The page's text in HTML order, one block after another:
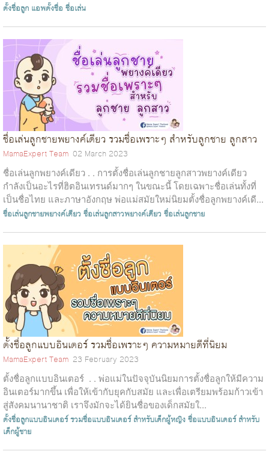
ตั้งชื่อลูก แอพตั้งชื่อ ชื่อเล่น
ชื่อเล่นลูกชายพยางค์เดียว รวมชื่อเพราะๆ สำหรับลูกชาย ลูกสาว
MamaExpert Team 02 March 2023
ชื่อเล่นลูกพยางค์เดียว . . การตั้งชื่อเล่นลูกชายลูกสาวพยางค์เดียว
กำลังเป็นอะไรที่ฮิตอินเทรนด์มากๆ ในขณะนี้ โดยเฉพาะชื่อเล่นทั้งที่
เป็นชื่อไทย และภาษาอังกฤษ พ่อแม่สมัยใหม่นิยมตั้งชื่อลูกพยางค์เดี...
ชื่อเล่นลูกชายพยางค์เดียว ชื่อเล่นลูกสาวพยางค์เดียว ชื่อเล่นลูกชาย
ตั้งชื่อลูกแบบอินเตอร์ รวมชื่อเพราะๆ ความหมายดีที่นิยม
MamaExpert Team 23 February 2023
ตั้งชื่อลูกแบบอินเตอร์ . . พ่อแม่ในปัจจุบันนิยมการตั้งชื่อลูกให้มีความ
อินเตอร์มากขึ้น เพื่อให้เข้ากับยุคกับสมัย และเพื่อเตรียมพร้อมก้าวเข้า
สู่สังคมนานาชาติ เราจึงมักจะได้ยินชื่อของเด็กสมัยใ...
ตั้งชื่อลูกแบบอินเตอร์รวมชื่อแบบอินเตอร์ สำหรับเด็กผู้หญิงชื่อแบบอินเตอร์ สำหรับ
เด็กผู้ชาย